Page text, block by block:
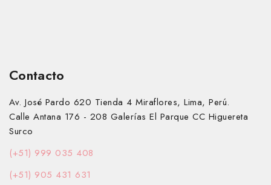
Contacto
Av. José Pardo 620 Tienda 4 Miraflores, Lima, Perú.
Calle Antana 176 - 208 Galerías El Parque CC Higuereta
Surco
(+51) 999 035 408
(+51) 905 431 631